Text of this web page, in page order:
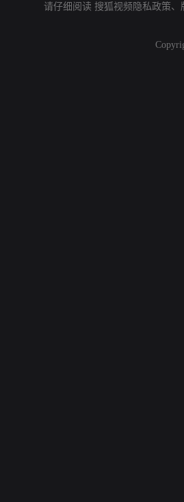
请仔细阅读 搜狐视频隐私政策、